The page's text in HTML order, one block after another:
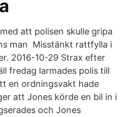
att polisen skulle gripa
man Misstänkt rattfylla i
2016-10-29 Strax efter
fredag larmades polis till
en ordningsvakt hade
att Jones körde en bil in i
och Jones